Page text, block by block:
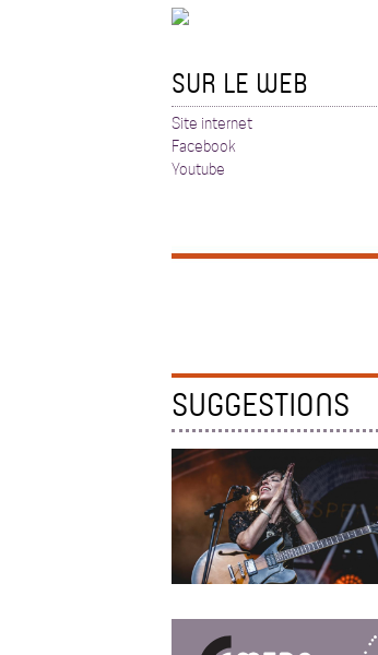
SUR LE WEB
Site internet
Facebook
Youtube
SUGGESTIONS
Folk Arabe